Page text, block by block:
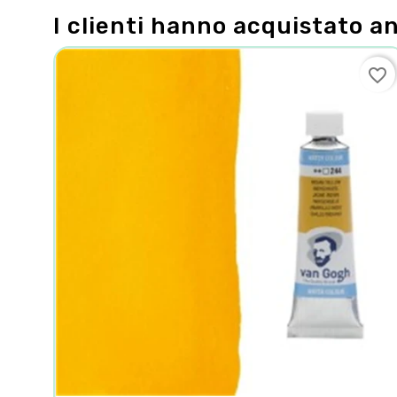
I clienti hanno acquistato
favorite_border